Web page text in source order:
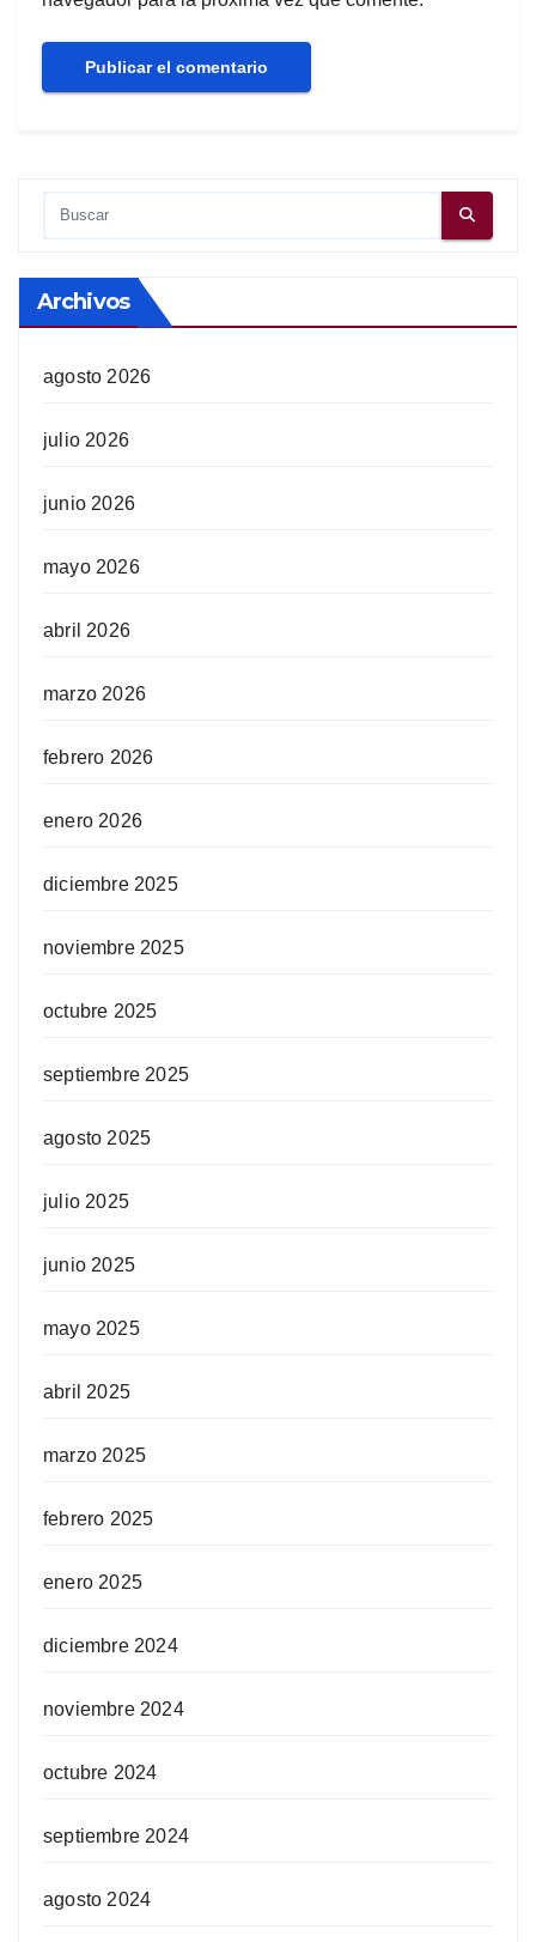
Archivos
agosto 2026
julio 2026
junio 2026
mayo 2026
abril 2026
marzo 2026
febrero 2026
enero 2026
diciembre 2025
noviembre 2025
octubre 2025
septiembre 2025
agosto 2025
julio 2025
junio 2025
mayo 2025
abril 2025
marzo 2025
febrero 2025
enero 2025
diciembre 2024
noviembre 2024
octubre 2024
septiembre 2024
agosto 2024